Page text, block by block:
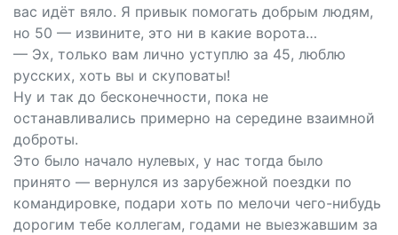
вас идёт вяло. Я привык помогать добрым людям,
но 50 — извините, это ни в какие ворота…
— Эх, только вам лично уступлю за 45, люблю
русских, хоть вы и скуповаты!
Ну и так до бесконечности, пока не
останавливались примерно на середине взаимной
доброты.
Это было начало нулевых, у нас тогда было
принято — вернулся из зарубежной поездки по
командировке, подари хоть по мелочи чего-нибудь
дорогим тебе коллегам, годами не выезжавшим за